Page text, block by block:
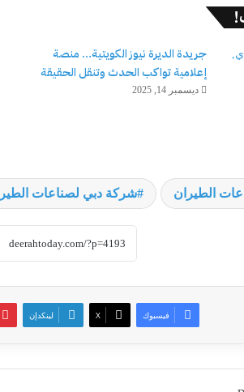
جريدة الديرة نيوز الكويتية… منصة
إعلامية تواكب الحدث وتنقل الحقيقة
ديسمبر 14, 2025
الطيران شركة دبي لصناعات
فيسبوك ‫X لينكدإن